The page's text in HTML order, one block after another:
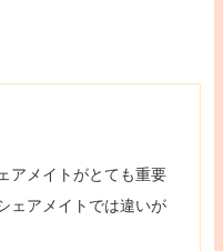
アメイトがとても重要
ェアメイトでは違いが